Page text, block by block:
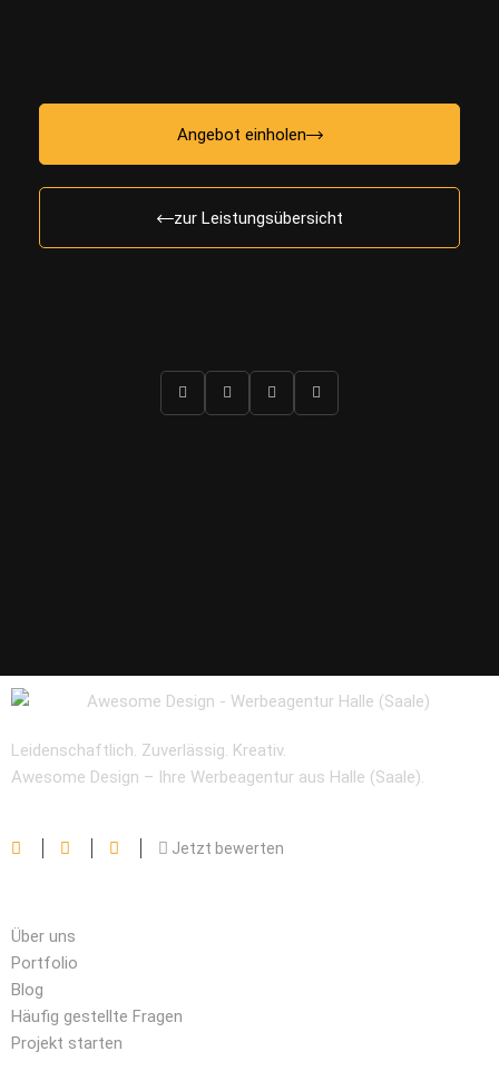
zur Leistungsübersicht
Angebot einholen
Leidenschaftlich. Zuverlässig. Kreativ.
Awesome Design – Ihre Werbeagentur aus Halle (Saale).
Jetzt bewerten
Über uns
Portfolio
Blog
Häufig gestellte Fragen
Projekt starten